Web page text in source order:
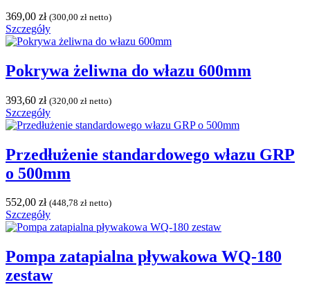
369,00 zł (300,00 zł netto)
Szczegóły
Pokrywa żeliwna do włazu 600mm
393,60 zł (320,00 zł netto)
Szczegóły
Przedłużenie standardowego włazu GRP
o 500mm
552,00 zł (448,78 zł netto)
Szczegóły
Pompa zatapialna pływakowa WQ-180
zestaw